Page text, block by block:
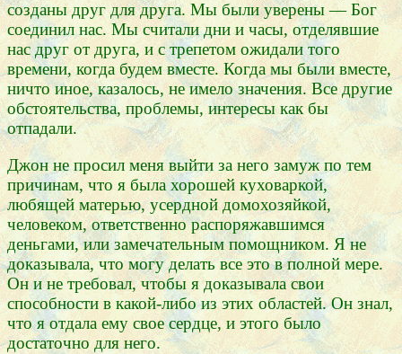
созданы друг для друга. Мы были уверены — Бог
соединил нас. Мы считали дни и часы, отделявшие
нас друг от друга, и с трепетом ожидали того
времени, когда будем вместе. Когда мы были вместе,
ничто иное, казалось, не имело значения. Все другие
обстоятельства, проблемы, интересы как бы
отпадали.
Джон не просил меня выйти за него замуж по тем
причинам, что я была хорошей куховаркой,
любящей матерью, усердной домохозяйкой,
человеком, ответственно распоряжавшимся
деньгами, или замечательным помощником. Я не
доказывала, что могу делать все это в полной мере.
Он и не требовал, чтобы я доказывала свои
способности в какой-либо из этих областей. Он знал,
что я отдала ему свое сердце, и этого было
достаточно для него.